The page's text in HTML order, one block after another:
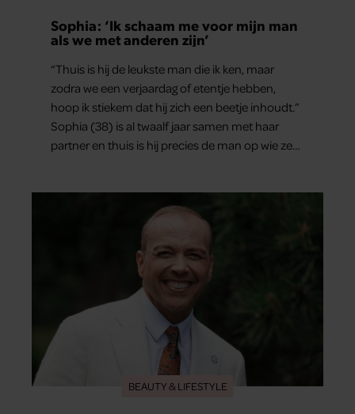
Sophia: ‘Ik schaam me voor mijn man
als we met anderen zijn’
“Thuis is hij de leukste man die ik ken, maar
zodra we een verjaardag of etentje hebben,
hoop ik stiekem dat hij zich een beetje inhoudt.”
Sophia (38) is al twaalf jaar samen met haar
partner en thuis is hij precies de man op wie ze
BEAUTY & LIFESTYLE